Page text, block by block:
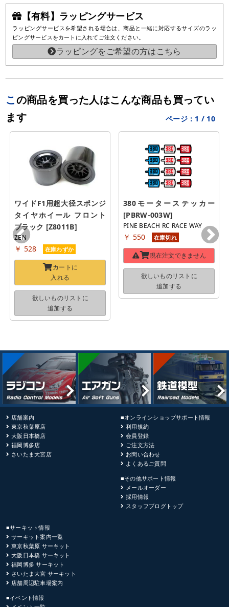
【有料】ラッピングサービス
ラッピングサービスを希望される場合は、商品と一緒に対応するサイズのラッ
ピングサービスをカートに入れてご注文ください。
ラッピングをご希望の方はこちら
この商品を買った人はこんな商品も買ってい
ます
ページ： 1 / 10
ワイドF1用超大径スポンジ
タイヤホイール フロント
ブラック [Z8011B]
ZEN
￥ 528 在庫わずか
カートに
入れる
欲しいものリストに
追加する
380モーターステッカー
[PBRW-003W]
PINE BEACH RC RACE WAY
￥ 550 在庫切れ
現在注文できません
欲しいものリストに
追加する
店舗案内
東京秋葉原店
大阪日本橋店
福岡博多店
さいたま大宮店
■オンラインショップサポート情報
利用規約
会員登録
ご注文方法
お問い合わせ
よくあるご質問
■その他サポート情報
メールオーダー
採用情報
スタッフブログトップ
■サーキット情報
サーキット案内一覧
東京秋葉原 サーキット
大阪日本橋 サーキット
福岡博多 サーキット
さいたま大宮 サーキット
店舗周辺駐車場案内
■イベント情報